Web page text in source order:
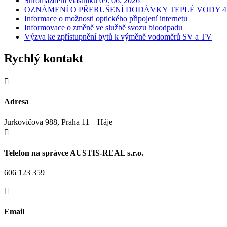
OZNÁMENÍ O PŘERUŠENÍ DODÁVKY TEPLÉ VODY
Informace o možnosti optického připojení internetu
Informovace o změně ve službě svozu bioodpadu
Výzva ke zpřístupnění bytů k výměně vodoměrů SV a TV
Rychlý kontakt

Adresa
Jurkovičova 988, Praha 11 – Háje

Telefon na správce AUSTIS-REAL s.r.o.
606 123 359

Email